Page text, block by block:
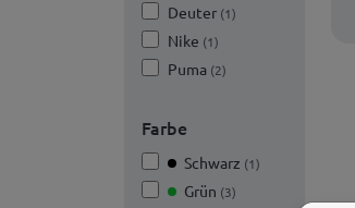
Deuter (1)
Nike (1)
Puma (2)
Farbe
Schwarz (1)
Grün (3)